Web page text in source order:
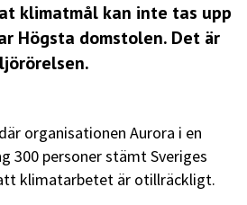
klimatmål kan inte tas upp
Högsta domstolen. Det är
organisationen Aurora i en
300 personer stämt Sveriges
klimatarbetet är otillräckligt.